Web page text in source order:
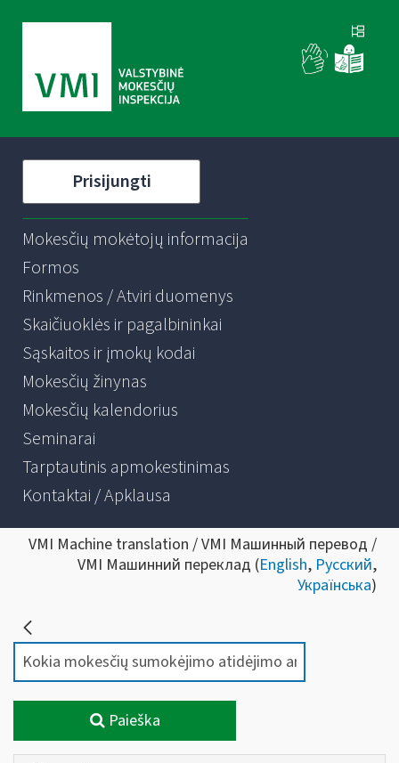
Prisijungti
Mokesčių mokėtojų informacija
Formos
Rinkmenos / Atviri duomenys
Skaičiuoklės ir pagalbininkai
Sąskaitos ir įmokų kodai
Mokesčių žinynas
Mokesčių kalendorius
Seminarai
Tarptautinis apmokestinimas
Kontaktai / Apklausa
VMI Machine translation / VMI Машинный перевод /
VMI Машинний переклад (English, Русский,
Українська)
Paieška